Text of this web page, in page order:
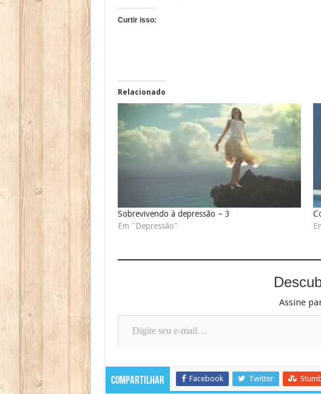
Curtir isso:
Relacionado
Sobrevivendo à depressão – 3
Em "Depressão"
Assine
Digite seu e-mail…
Compartilhar Facebook Twitter